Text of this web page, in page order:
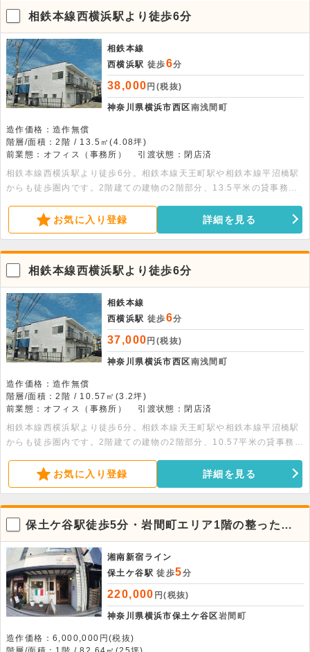
相鉄本線西横浜駅より徒歩6分
相鉄本線
西横浜駅 徒歩6分
38,000 円(税抜)
神奈川県横浜市西区南浅間町
造作価格：造作無償
階層/面積：2階 / 13.5㎡(4.08坪)
前業態：オフィス（事務所）
引渡状態：閉店済
相鉄本線西横浜駅より徒歩6分。相鉄本線天王町駅や相鉄本線平沼橋駅
からも徒歩圏内です。2階建ての建物の2階部分、13.5平米の貸事務所
お気に入り登録 詳細を見る
相鉄本線西横浜駅より徒歩6分
相鉄本線
西横浜駅 徒歩6分
37,000 円(税抜)
神奈川県横浜市西区南浅間町
造作価格：造作無償
階層/面積：2階 / 10.57㎡(3.2坪)
前業態：オフィス（事務所）
引渡状態：閉店済
相鉄本線西横浜駅より徒歩6分。相鉄本線天王町駅や相鉄本線平沼橋駅
からも徒歩圏内です。2階建ての建物の2階部分、10.57平米の貸事務所
お気に入り登録 詳細を見る
保土ケ谷駅徒歩5分・岩間町エリア1階の整った居
抜き店舗
湘南新宿ライン
保土ケ谷駅 徒歩5分
220,000 円(税抜)
神奈川県横浜市保土ケ谷区岩間町
造作価格：6,000,000円(税抜)